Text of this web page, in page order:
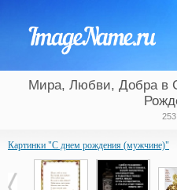
Мира, Любви, Добра в
Картинки "С днем рождения (мужчине)"